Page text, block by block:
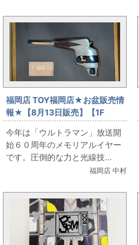
福岡店 TOY福岡店★お盆販売情
報★【8月13日販売】【1F
TOY】 バイス スーパーガンお
出しします
今年は「ウルトラマン」放送開
始６０周年のメモリアルイヤー
です。圧倒的な力と光線技...
福岡店 中村